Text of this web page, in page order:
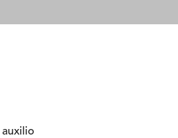
auxilio